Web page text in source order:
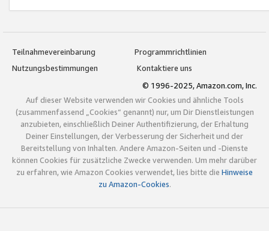
Teilnahmevereinbarung
Programmrichtlinien
Nutzungsbestimmungen
Kontaktiere uns
© 1996-2025, Amazon.com, Inc.
Auf dieser Website verwenden wir Cookies und ähnliche Tools
(zusammenfassend „Cookies“ genannt) nur, um Dir Dienstleistungen
anzubieten, einschließlich Deiner Authentifizierung, der Erhaltung
Deiner Einstellungen, der Verbesserung der Sicherheit und der
Bereitstellung von Inhalten. Andere Amazon-Seiten und -Dienste
können Cookies für zusätzliche Zwecke verwenden. Um mehr darüber
zu erfahren, wie Amazon Cookies verwendet, lies bitte die Hinweise
zu Amazon-Cookies.